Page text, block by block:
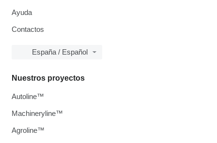
Ayuda
Contactos
España / Español
Nuestros proyectos
Autoline™
Machineryline™
Agroline™